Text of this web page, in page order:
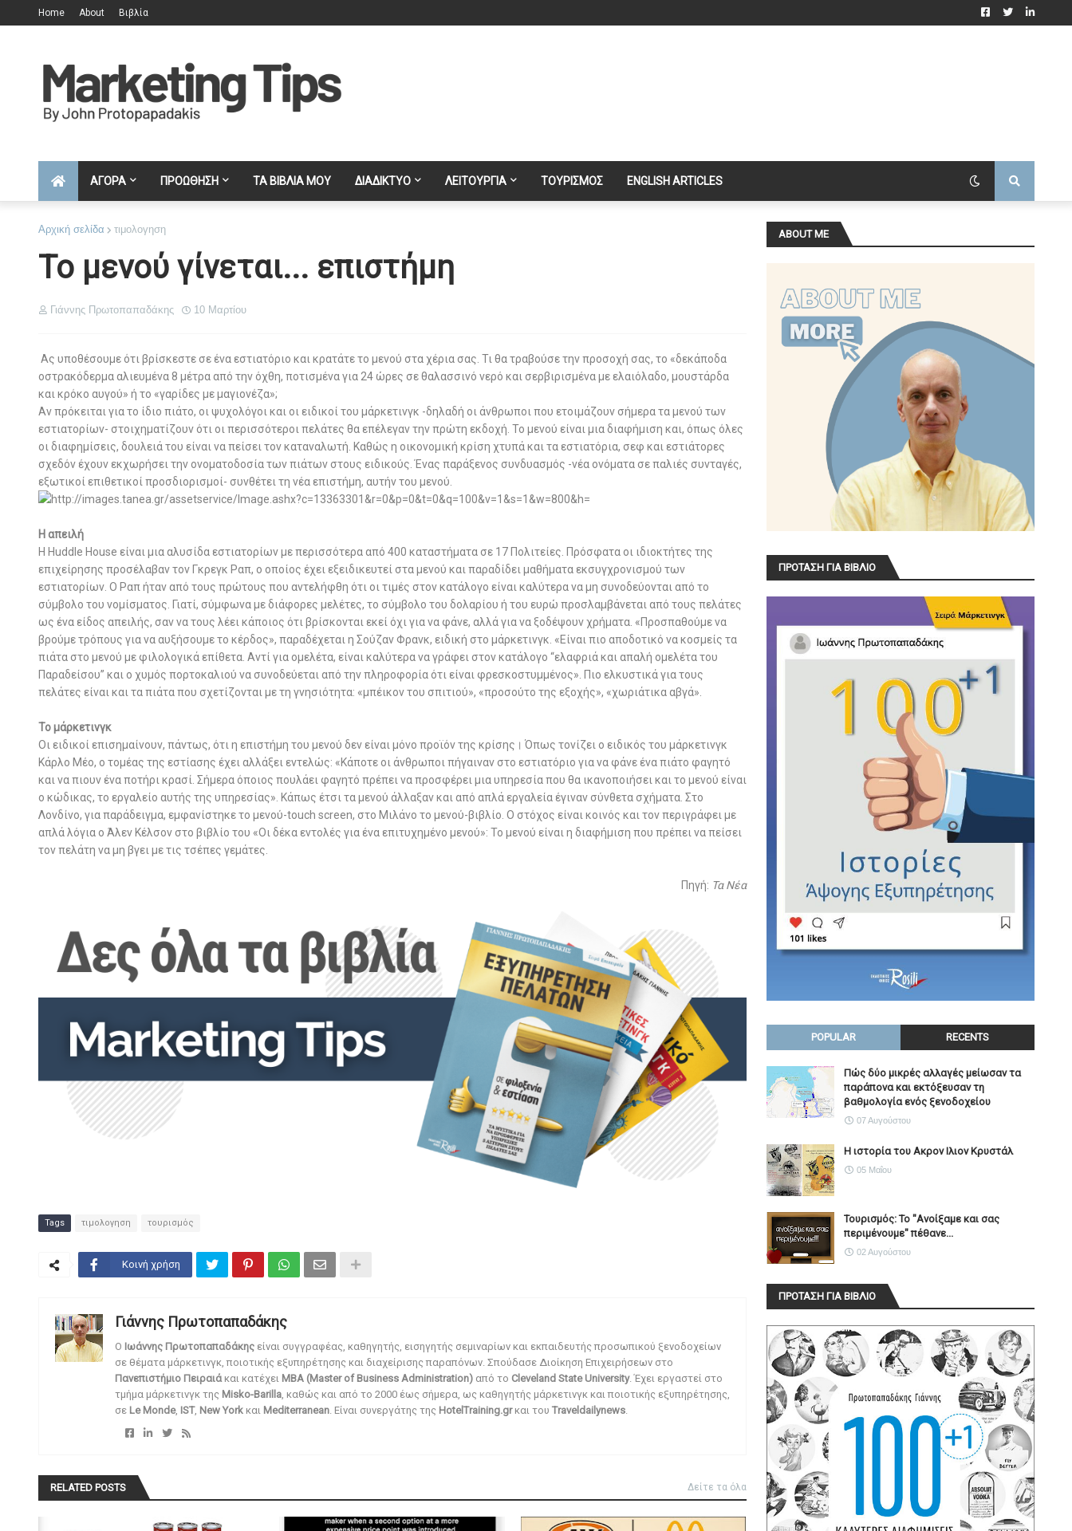
Home About Βιβλία
ΑΓΟΡΑ ΠΡΟΩΘΗΣΗ ΤΑ ΒΙΒΛΙΑ ΜΟΥ ΔΙΑΔΙΚΤΥΟ ΛΕΙΤΟΥΡΓΙΑ ΤΟΥΡΙΣΜΟΣ ENGLISH ARTICLES
Αρχική σελίδα τιμολογηση
Το μενού γίνεται... επιστήμη
Γιάννης Πρωτοπαπαδάκης 10 Μαρτίου
Ας υποθέσουμε ότι βρίσκεστε σε ένα εστιατόριο και κρατάτε το μενού στα χέρια σας. Τι θα τραβούσε την προσοχή σας, το «δεκάποδα
οστρακόδερμα αλιευμένα 8 μέτρα από την όχθη, ποτισμένα για 24 ώρες σε θαλασσινό νερό και σερβιρισμένα με ελαιόλαδο, μουστάρδα
και κρόκο αυγού» ή το «γαρίδες με μαγιονέζα»;
Αν πρόκειται για το ίδιο πιάτο, οι ψυχολόγοι και οι ειδικοί του μάρκετινγκ -δηλαδή οι άνθρωποι που ετοιμάζουν σήμερα τα μενού των
εστιατορίων- στοιχηματίζουν ότι οι περισσότεροι πελάτες θα επέλεγαν την πρώτη εκδοχή. Το μενού είναι μια διαφήμιση και, όπως όλες
οι διαφημίσεις, δουλειά του είναι να πείσει τον καταναλωτή. Καθώς η οικονομική κρίση χτυπά και τα εστιατόρια, σεφ και εστιάτορες
σχεδόν έχουν εκχωρήσει την ονοματοδοσία των πιάτων στους ειδικούς. Ένας παράξενος συνδυασμός -νέα ονόματα σε παλιές συνταγές,
εξωτικοί επιθετικοί προσδιορισμοί- συνθέτει τη νέα επιστήμη, αυτήν του μενού.
Η απειλή
Η Ηuddle Ηouse είναι μια αλυσίδα εστιατορίων με περισσότερα από 400 καταστήματα σε 17 Πολιτείες. Πρόσφατα οι ιδιοκτήτες της
επιχείρησης προσέλαβαν τον Γκρεγκ Ραπ, ο οποίος έχει εξειδικευτεί στα μενού και παραδίδει μαθήματα εκσυγχρονισμού των
εστιατορίων. Ο Ραπ ήταν από τους πρώτους που αντελήφθη ότι οι τιμές στον κατάλογο είναι καλύτερα να μη συνοδεύονται από το
σύμβολο του νομίσματος. Γιατί, σύμφωνα με διάφορες μελέτες, το σύμβολο του δολαρίου ή του ευρώ προσλαμβάνεται από τους πελάτες
ως ένα είδος απειλής, σαν να τους λέει κάποιος ότι βρίσκονται εκεί όχι για να φάνε, αλλά για να ξοδέψουν χρήματα. «Προσπαθούμε να
βρούμε τρόπους για να αυξήσουμε το κέρδος», παραδέχεται η Σούζαν Φρανκ, ειδική στο μάρκετινγκ. «Είναι πιο αποδοτικό να κοσμείς τα
πιάτα στο μενού με φιλολογικά επίθετα. Αντί για ομελέτα, είναι καλύτερα να γράφει στον κατάλογο “ελαφριά και απαλή ομελέτα του
Παραδείσου” και ο χυμός πορτοκαλιού να συνοδεύεται από την πληροφορία ότι είναι φρεσκοστυμμένος». Πιο ελκυστικά για τους
πελάτες είναι και τα πιάτα που σχετίζονται με τη γνησιότητα: «μπέικον του σπιτιού», «προσούτο της εξοχής», «χωριάτικα αβγά».
Το μάρκετινγκ
Οι ειδικοί επισημαίνουν, πάντως, ότι η επιστήμη του μενού δεν είναι μόνο προϊόν της κρίσης। Όπως τονίζει ο ειδικός του μάρκετινγκ
Κάρλο Μέο, ο τομέας της εστίασης έχει αλλάξει εντελώς: «Κάποτε οι άνθρωποι πήγαιναν στο εστιατόριο για να φάνε ένα πιάτο φαγητό
και να πιουν ένα ποτήρι κρασί. Σήμερα όποιος πουλάει φαγητό πρέπει να προσφέρει μια υπηρεσία που θα ικανοποιήσει και το μενού είναι
ο κώδικας, το εργαλείο αυτής της υπηρεσίας». Κάπως έτσι τα μενού άλλαξαν και από απλά εργαλεία έγιναν σύνθετα σχήματα. Στο
Λονδίνο, για παράδειγμα, εμφανίστηκε το μενού-touch screen, στο Μιλάνο το μενού-βιβλίο. Ο στόχος είναι κοινός και τον περιγράφει με
απλά λόγια ο Άλεν Κέλσον στο βιβλίο του «Οι δέκα εντολές για ένα επιτυχημένο μενού»: Το μενού είναι η διαφήμιση που πρέπει να πείσει
τον πελάτη να μη βγει με τις τσέπες γεμάτες.
Πηγή: Τα Νέα
Tags τιμολογηση τουρισμός
Κοινή χρήση
Γιάννης Πρωτοπαπαδάκης
O Ιωάννης Πρωτοπαπαδάκης είναι συγγραφέας, καθηγητής, εισηγητής σεμιναρίων και εκπαιδευτής προσωπικού ξενοδοχείων
σε θέματα μάρκετινγκ, ποιοτικής εξυπηρέτησης και διαχείρισης παραπόνων. Σπούδασε Διοίκηση Επιχειρήσεων στο
Πανεπιστήμιο Πειραιάκαι κατέχει MBA (Master of Business Administration)από το Cleveland State University. Έχει εργαστεί στο
τμήμα μάρκετινγκ της Misko-Barilla, καθώς και από το 2000 έως σήμερα, ως καθηγητής μάρκετινγκ και ποιοτικής εξυπηρέτησης,
σε Le Monde, IST, New Yorkκαι Mediterranean. Είναι συνεργάτης της HotelTraining.grκαι του Traveldailynews.
RELATED POSTS Δείτε τα όλα
ABOUT ME
ΠΡΟΤΑΣΗ ΓΙΑ ΒΙΒΛΙΟ
POPULAR RECENTS
Πώς δύο μικρές αλλαγές μείωσαν τα
παράπονα και εκτόξευσαν τη
βαθμολογία ενός ξενοδοχείου
07 Αυγούστου
Η ιστορία του Ακρον Ιλιον Κρυστάλ
05 Μαΐου
Τουρισμός: Το "Ανοίξαμε και σας
περιμένουμε" πέθανε...
02 Αυγούστου
ΠΡΟΤΑΣΗ ΓΙΑ ΒΙΒΛΙΟ